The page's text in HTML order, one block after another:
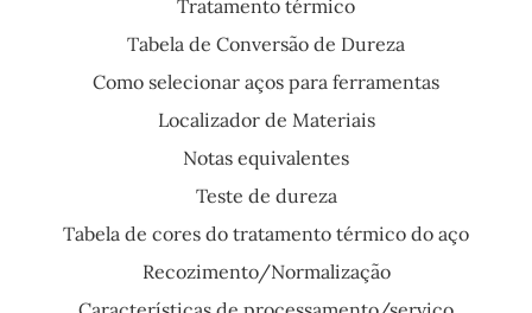
Tratamento térmico
Tabela de Conversão de Dureza
Como selecionar aços para ferramentas
Localizador de Materiais
Notas equivalentes
Teste de dureza
Tabela de cores do tratamento térmico do aço
Recozimento/Normalização